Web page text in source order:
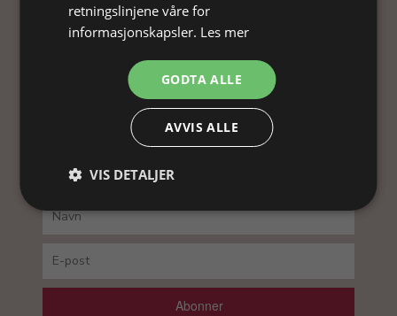
Få inspirasjon
Abonner på nyhetsbrevet vårt og få
inspirasjon, gode tilbud og tips til din
smykkefremstilling.
Ved å abonnere på vårt nyhetsbrev, godtar du vår
personvernpolitikk.
Abonner
retningslinjene våre for
informasjonskapsler. Les mer
GODTA ALLE
AVVIS ALLE
VIS DETALJER